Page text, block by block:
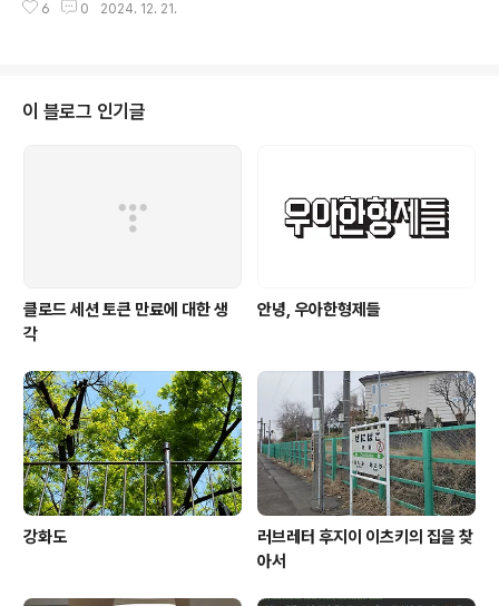
레터 광인 나는 후지이 이츠키의 집에 찾아가기로 했다. 오
제니바코는 일본어로 동전 상자라는 뜻인데, 이곳의 해안
에서 청어가 대량으로 잡혀 어떤 어부의 집에도 돈상자가
6 0 2024. 12. 21.
이 블로그 인기글
클로드 세션 토큰 만료에 대한 생
각
안녕, 우아한형제들
강화도
러브레터 후지이 이츠키의 집을 찾
아서